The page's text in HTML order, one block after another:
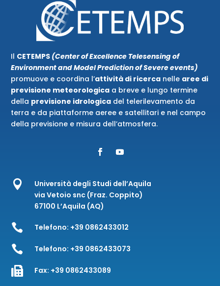
Il CETEMPS (Center of Excellence Telesensing of
Environment and Model Prediction of Severe events)
promuove e coordina l’attività di ricerca nelle aree di
previsione meteorologica a breve e lungo termine
della previsione idrologica del telerilevamento da
terra e da piattaforme aeree e satellitari e nel campo
della previsione e misura dell’atmosfera.

Università degli Studi dell’Aquila
via Vetoio snc (Fraz. Coppito)
67100 L’Aquila (AQ)
 Telefono: +39 0862433012
 Telefono: +39 0862433073
 Fax: +39 0862433089